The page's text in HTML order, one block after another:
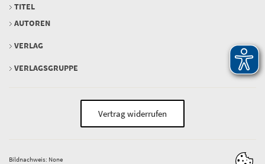
TITEL
AUTOREN
VERLAG
VERLAGSGRUPPE
Vertrag widerrufen
Bildnachweis: None